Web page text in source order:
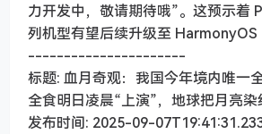
力开发中，敬请期待哦”。这预示着
列机型有望后续升级至 HarmonyOS
----------------------
标题: 血月奇观：我国今年境内唯一
全食明日凌晨“上演”，地球把月亮染
发布时间: 2025-09-